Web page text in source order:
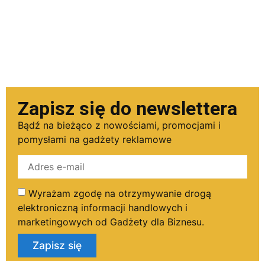
Zapisz się do newslettera
Bądź na bieżąco z nowościami, promocjami i
pomysłami na gadżety reklamowe
Wyrażam zgodę na otrzymywanie drogą
elektroniczną informacji handlowych i
marketingowych od Gadżety dla Biznesu.
Zapisz się